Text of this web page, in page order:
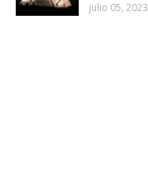
julio 05, 2023